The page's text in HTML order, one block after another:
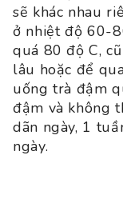
sẽ khác nhau
ở nhiệt độ 60-
quá 80 độ C,
lâu hoặc để
uống trà đậm
đậm và không
dãn ngày, 1
ngày.